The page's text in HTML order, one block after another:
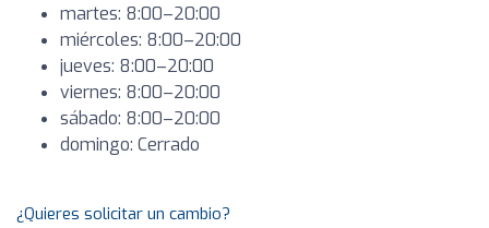
martes: 8:00–20:00
miércoles: 8:00–20:00
jueves: 8:00–20:00
viernes: 8:00–20:00
sábado: 8:00–20:00
domingo: Cerrado
¿Quieres solicitar un cambio?